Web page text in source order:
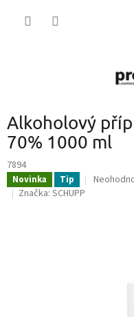
Alkoholový
70% 1000 ml
7894
Novinka Tip
Průměrné
Značka: SCHUPP